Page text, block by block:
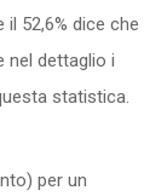
52,6% dice che
nel dettaglio i
statistica.
per un